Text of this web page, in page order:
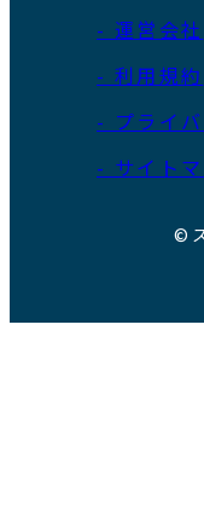
- 運営会社
- 利用規約
- プライ
- サイト
©